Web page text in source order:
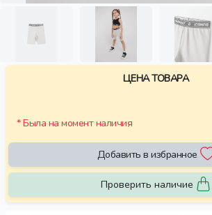
ЦЕНА ТОВАРА
* Была на момент наличия
Добавить в избранное
Проверить наличие